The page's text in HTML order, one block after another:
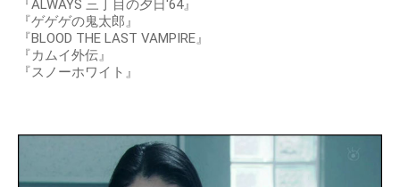
『ALWAYS 三丁目の夕日'64』
『ゲゲゲの鬼太郎』
『BLOOD THE LAST VAMPIRE』
『カムイ外伝』
『スノーホワイト』